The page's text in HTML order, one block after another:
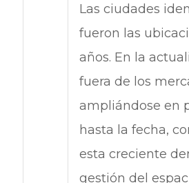
Las ciudades
fueron las
años. En la
fuera de los
ampliándose en
hasta la fecha,
esta creciente
gestión del